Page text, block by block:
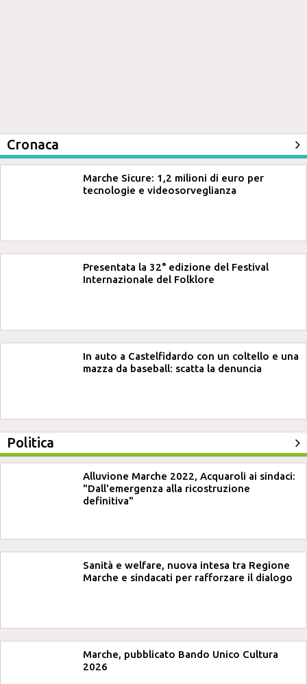
Cronaca
Marche Sicure: 1,2 milioni di euro per
tecnologie e videosorveglianza
Presentata la 32° edizione del Festival
Internazionale del Folklore
In auto a Castelfidardo con un coltello e una
mazza da baseball: scatta la denuncia
Politica
Alluvione Marche 2022, Acquaroli ai sindaci:
"Dall'emergenza alla ricostruzione
definitiva"
Sanità e welfare, nuova intesa tra Regione
Marche e sindacati per rafforzare il dialogo
Marche, pubblicato Bando Unico Cultura
2026